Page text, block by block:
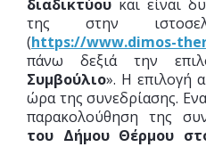
διαδικτύου και είναι
της στην
(https://www.dimos-
πάνω δεξιά την
Συμβούλιο». Η επιλογή
ώρα της συνεδρίασης.
παρακολούθηση της
του Δήμου Θέρμου